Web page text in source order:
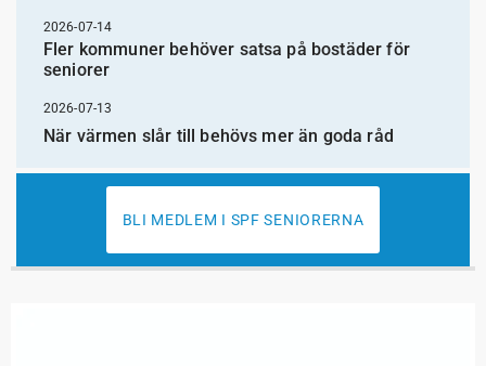
2026-07-14
Fler kommuner behöver satsa på bostäder för
seniorer
2026-07-13
När värmen slår till behövs mer än goda råd
BLI MEDLEM I SPF SENIORERNA